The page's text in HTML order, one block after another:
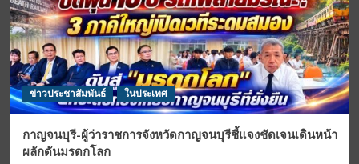
ข่าวประชาสัมพันธ์ ในประเทศ
กาญจนบุรี-ผู้ว่าราชการจังหวัดกาญจนบุรีชี้แจงชัดเจนเดินหน้า
ผลักดันมรดกโลก